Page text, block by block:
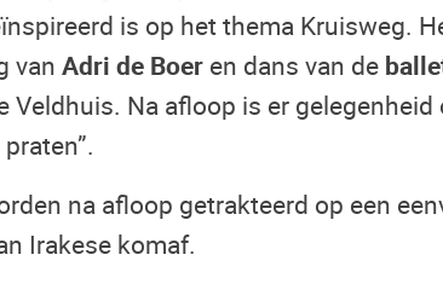
is op het thema Kruisweg.
van Adri de Boer en dans van de
Veldhuis. Na afloop is er
na afloop getrakteerd op een
Irakese komaf.